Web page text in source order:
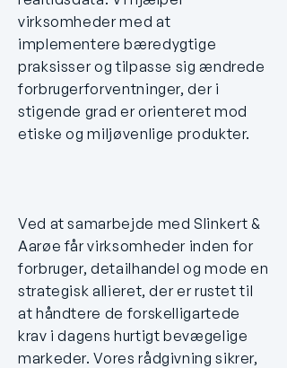
virksomheder med at
implementere bæredygtige
praksisser og tilpasse sig ændrede
forbrugerforventninger, der i
stigende grad er orienteret mod
etiske og miljøvenlige produkter.
Ved at samarbejde med Slinkert &
Aarøe får virksomheder inden for
forbruger, detailhandel og mode en
strategisk allieret, der er rustet til
at håndtere de forskelligartede
krav i dagens hurtigt bevægelige
markeder. Vores rådgivning sikrer,